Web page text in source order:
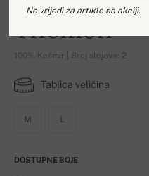
Themon
100% Kašmir | Broj slojeva: 2
Tablica veličina
M L
DOSTUPNE BOJE
Ne vrijedi za artikle na akciji.